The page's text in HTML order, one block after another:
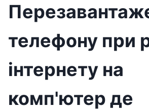
телефону при
інтернету на
комп'ютер де